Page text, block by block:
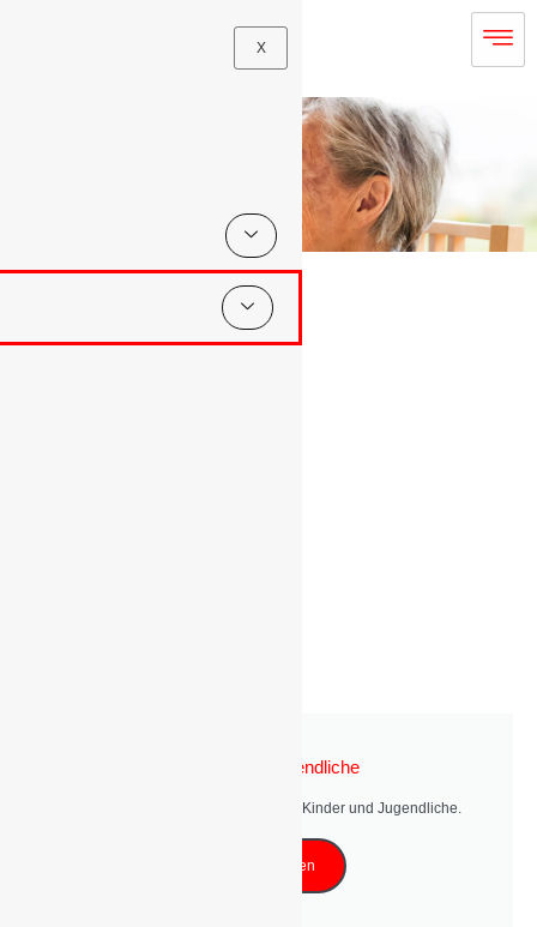
X
Leistungen des AWO Regionalverband am Harz e.V.
Kinder und Jugendliche
Entdecken Sie unsere Angebot für Kinder und Jugendliche.
Mehr erfahren